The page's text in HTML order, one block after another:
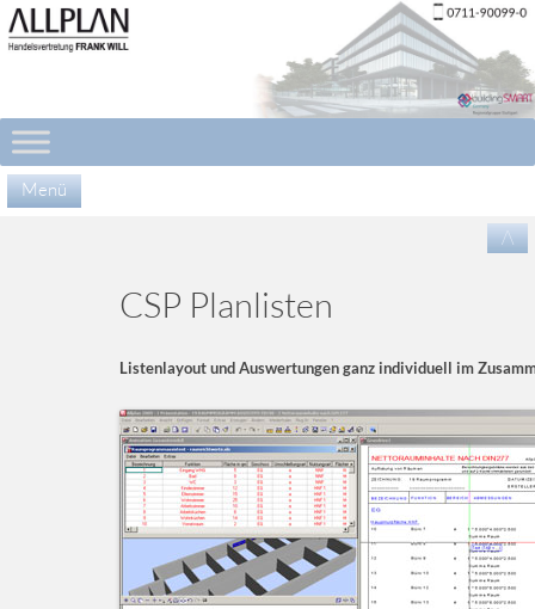
Menü
/\
CSP Planlisten
Listenlayout und Auswertungen ganz individuell im